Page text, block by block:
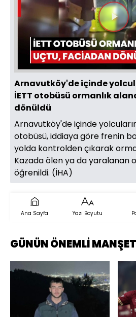
Arnavutköy'de içinde
İETT otobüsü ormanlık
dönüldü
Arnavutköy'de içinde
otobüsü, iddiaya göre frenin
yolda kontrolden çıkarak
Kazada ölen ya da yaralanan
öğrenildi. (İHA)
Ana Sayfa Yazı Boyutu
GÜNÜN ÖNEMLİ